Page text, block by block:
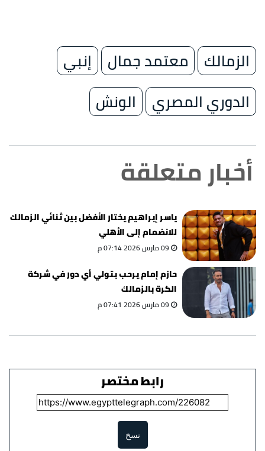
الزمالك معتمد جمال
إنبي
الدوري المصري
الونش
أخبار متعلقة
ياسر إبراهيم يختار الأفضل بين ثنائي الزمالك
للانضمام إلى الأهلي
09 مارس 2026 07:14 م
حازم إمام يرحب بتولي أي دور في شركة
الكرة بالزمالك
09 مارس 2026 07:41 م
رابط مختصر
نسخ